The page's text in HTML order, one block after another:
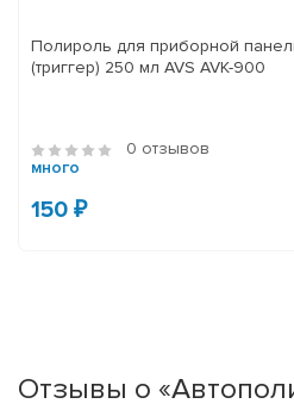
Полироль для приборной
(триггер) 250 мл AVS AVK-900
0 отзывов
много
150 ₽
Отзывы о